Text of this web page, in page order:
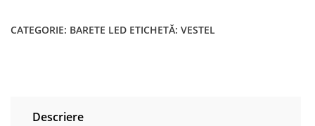
VES315WNDS-
CATEGORIE: BARETE LED ETICHETĂ: VESTEL
Descriere